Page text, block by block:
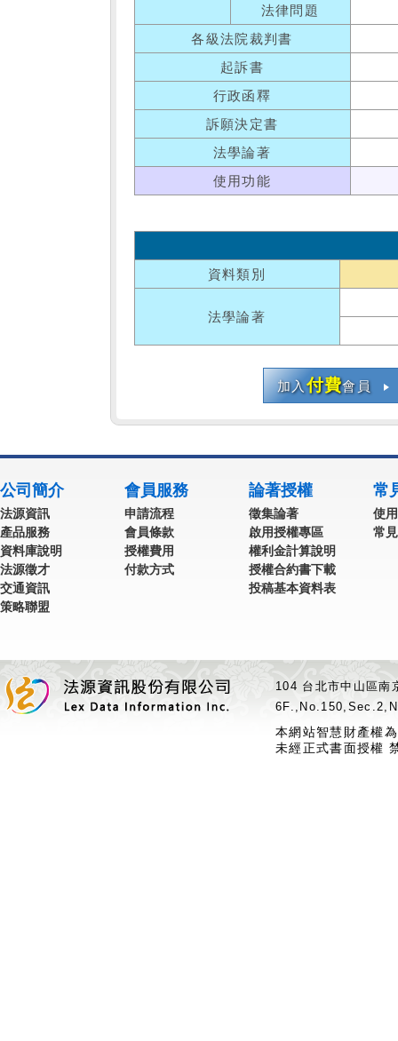
法律問題
各級法院裁判書
起訴書
行政函釋
訴願決定書
法學論著
使用功能
資料類別
法學論著
加入付費會員
公司簡介
法源資訊
產品服務
資料庫說明
法源徵才
交通資訊
策略聯盟
會員服務
申請流程
會員條款
授權費用
付款方式
論著授權
徵集論著
啟用授權專區
權利金計算說明
授權合約書下載
投稿基本資料表
常
使
常
104 台北市中山區
本網站智慧財產權
未經正式書面授權